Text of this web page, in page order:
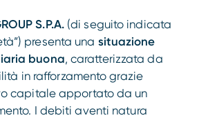
S.P.A. (di seguito indicata
presenta una situazione
buona, caratterizzata da
in rafforzamento grazie
capitale apportato da un
I debiti aventi natura